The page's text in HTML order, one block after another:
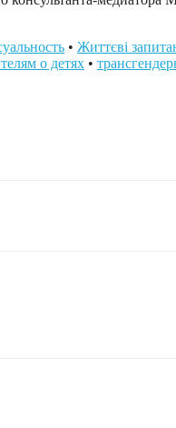
• Життєві
о детях •